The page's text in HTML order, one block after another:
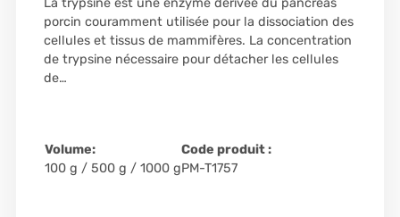
La trypsine est une enzyme dérivée du pancréas
porcin couramment utilisée pour la dissociation des
cellules et tissus de mammifères. La concentration
de trypsine nécessaire pour détacher les cellules
de…
Volume:
100 g / 500 g / 1000 g
Code produit :
PM-T1757